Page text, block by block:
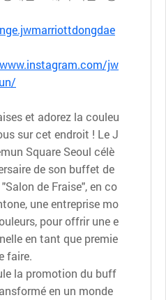
jw
et adorez la couleu
sur cet endroit ! Le J
Square Seoul célè
de son buffet de
de Fraise", en co
une entreprise mo
pour offrir une e
en tant que premie
faire.
la promotion du buff
en un monde